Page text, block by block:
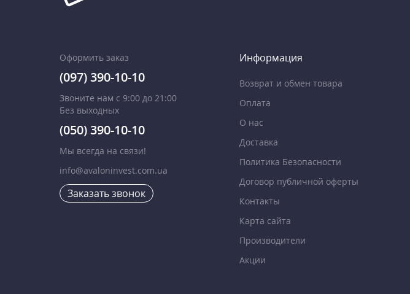
Оформить заказ
(097) 390-10-10
Звоните нам с 9:00 до 21:00
Без выходных
(050) 390-10-10
Мы всегда на связи!
info@avaloninvest.com.ua
Заказать звонок
Информация
Возврат и обмен товара
Оплата
О нас
Доставка
Политика Безопасности
Договор публичной оферты
Контакты
Карта сайта
Производители
Акции